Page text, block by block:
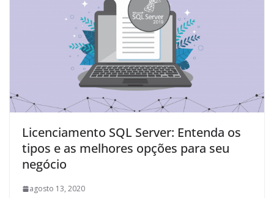
Licenciamento SQL Server: Entenda os
tipos e as melhores opções para seu
negócio
agosto 13, 2020